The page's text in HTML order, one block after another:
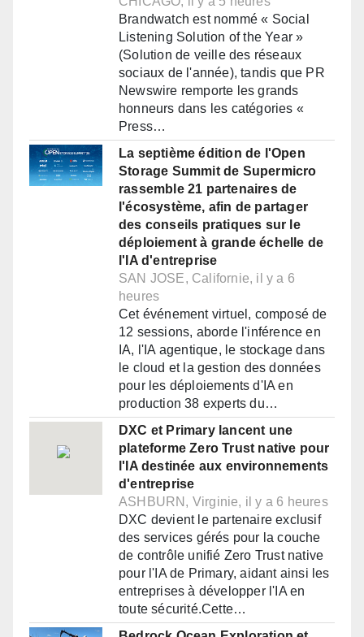
Brandwatch est nommé « Social
Listening Solution of the Year »
(Solution de veille des réseaux
sociaux de l'année), tandis que PR
Newswire remporte les grands
honneurs dans les catégories «
Press…
La septième édition de l'Open
Storage Summit de Supermicro
rassemble 21 partenaires de
l'écosystème, afin de partager
des conseils pratiques sur le
déploiement à grande échelle de
l'IA d'entreprise
SAN JOSE, Californie, il y a 6
heures
Cet événement virtuel, composé de
12 sessions, aborde l'inférence en
IA, l'IA agentique, le stockage dans
le cloud et la gestion des données
pour les déploiements d'IA en
production 38 experts du…
DXC et Primary lancent une
plateforme Zero Trust native pour
l'IA destinée aux environnements
d'entreprise
ASHBURN, Virginie, il y a 6 heures
DXC devient le partenaire exclusif
des services gérés pour la couche
de contrôle unifié Zero Trust native
pour l'IA de Primary, aidant ainsi les
entreprises à développer l'IA en
toute sécurité.Cette…